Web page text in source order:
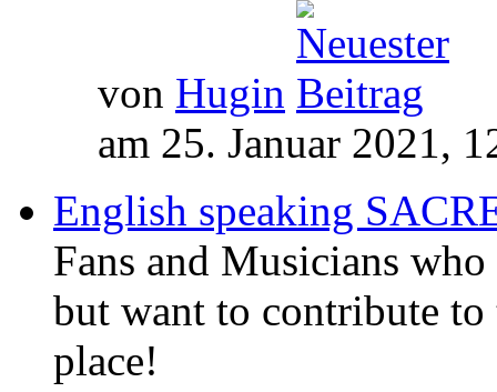
von Hugin
am 25. Januar 2021,
English speaking
Fans and Musicians
but want to contribute to
place!